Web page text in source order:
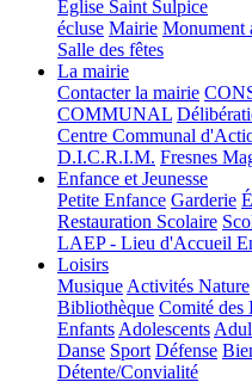
Église Saint Sulpice
écluse Mairie Monument
Salle des fêtes
La mairie
Contacter la mairie
COMMUNAL
Centre Communal
D.I.C.R.I.M. Fresnes
Enfance et Jeunesse
Petite Enfance Garderie
Restauration Scolaire
LAEP - Lieu d'Accueil
Loisirs
Musique Activités Nature
Bibliothèque Comité des
Enfants Adolescents
Danse Sport Défense
Détente/Convialité